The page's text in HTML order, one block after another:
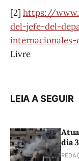
[2] https://
del-jefe-del-
Livre
LEIA A SEGUIR
dia